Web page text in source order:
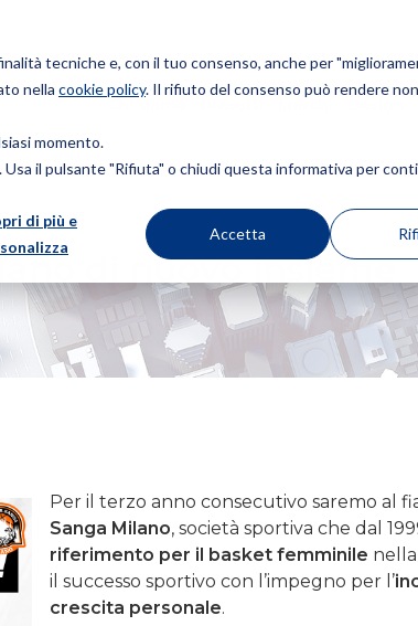
tecniche e, con il tuo consenso, anche per
nella cookie policy. Il rifiuto del consenso può rendere
momento.
il pulsante "Rifiuta" o chiudi questa informativa per
di più e
Accetta
di nuovo insieme
Per il terzo anno consecutivo saremo al
Sanga Milano, società sportiva che dal
riferimento per il basket femminile
il successo sportivo con l’impegno per l’
crescita personale.